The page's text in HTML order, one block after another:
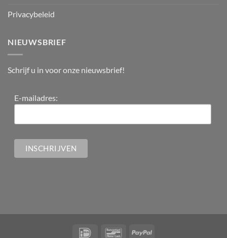
Privacybeleid
NIEUWSBRIEF
Schrijf u in voor onze nieuwsbrief!
E-mailadres: